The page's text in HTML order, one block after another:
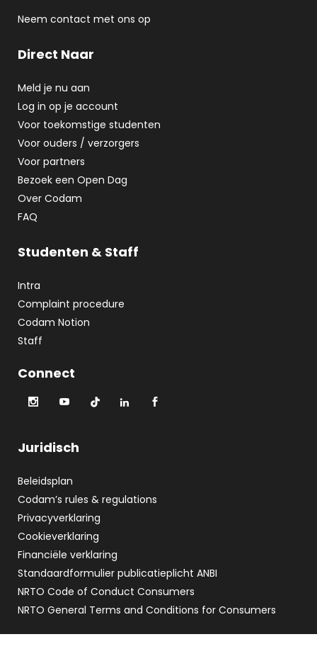
Neem contact met ons op
Direct Naar
Meld je nu aan
Log in op je account
Voor toekomstige studenten
Voor ouders / verzorgers
Voor partners
Bezoek een Open Dag
Over Codam
FAQ
Studenten & Staff
Intra
Complaint procedure
Codam Notion
Staff
Connect
Juridisch
Beleidsplan
Codam’s rules & regulations
Privacyverklaring
Cookieverklaring
Financiële verklaring
Standaardformulier publicatieplicht ANBI
NRTO Code of Conduct Consumers
NRTO General Terms and Conditions for Consumers